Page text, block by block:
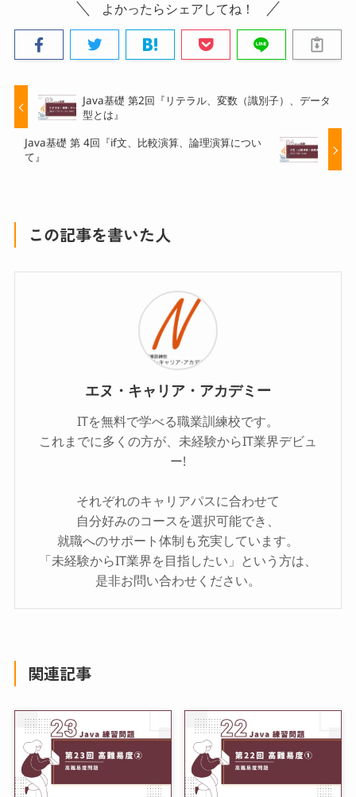
よかったらシェアしてね！
Java基礎 第2回『リテラル、変数（識別子）、データ
型とは』
Java基礎 第 4回『if文、比較演算、論理演算につい
て』
この記事を書いた人
エヌ・キャリア・アカデミー
ITを無料で学べる職業訓練校です。
これまでに多くの方が、未経験からIT業界デビュ
ー!
それぞれのキャリアパスに合わせて
自分好みのコースを選択可能でき、
就職へのサポート体制も充実しています。
「未経験からIT業界を目指したい」という方は、
是非お問い合わせください。
関連記事